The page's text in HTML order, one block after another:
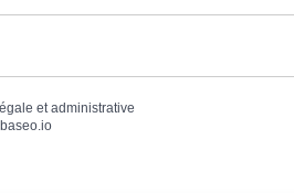
et administrative
baseo.io